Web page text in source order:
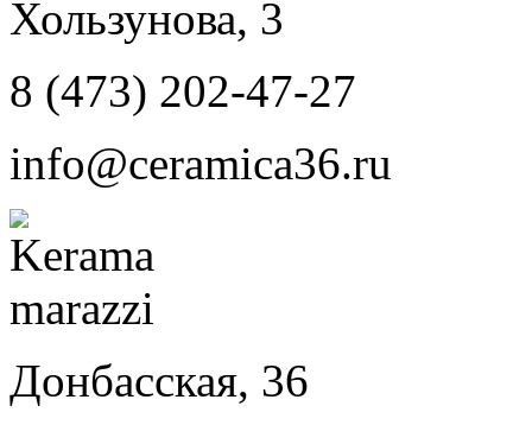
Хользунова, 3
8 (473) 202-47-27
info@ceramica36.ru
Донбасская, 36